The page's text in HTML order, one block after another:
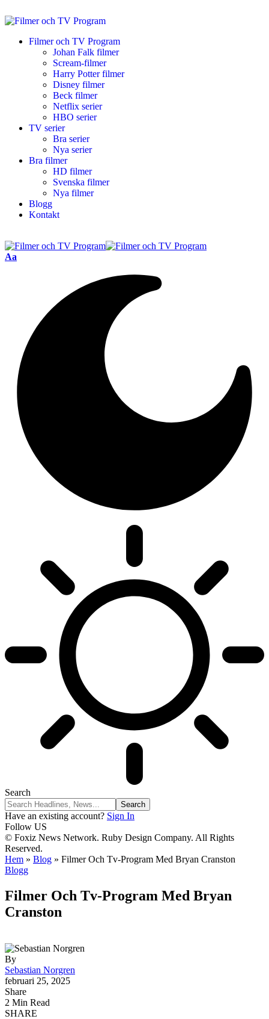
Filmer och TV Program
Johan Falk filmer
Scream-filmer
Harry Potter filmer
Disney filmer
Beck filmer
Netflix serier
HBO serier
TV serier
Bra serier
Nya serier
Bra filmer
HD filmer
Svenska filmer
Nya filmer
Blogg
Kontakt
Aa
Search
Have an existing account? Sign In
Follow US
© Foxiz News Network. Ruby Design Company. All Rights
Reserved.
Hem » Blog » Filmer Och Tv-Program Med Bryan Cranston
Blogg
Filmer Och Tv-Program Med Bryan
Cranston
By
Sebastian Norgren
februari 25, 2025
Share
2 Min Read
SHARE